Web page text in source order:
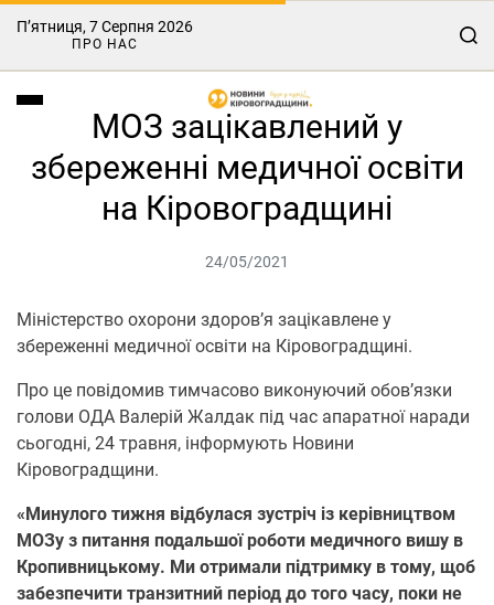
П’ятниця, 7 Серпня 2026
ПРО НАС
МОЗ зацікавлений у
збереженні медичної освіти
на Кіровоградщині
24/05/2021
Міністерство охорони здоров’я зацікавлене у
збереженні медичної освіти на Кіровоградщині.
Про це повідомив тимчасово виконуючий обов’язки
голови ОДА Валерій Жалдак під час апаратної наради
сьогодні, 24 травня, інформують Новини
Кіровоградщини.
«Минулого тижня відбулася зустріч із керівництвом
МОЗу з питання подальшої роботи медичного вишу в
Кропивницькому. Ми отримали підтримку в тому, щоб
забезпечити транзитний період до того часу, поки не